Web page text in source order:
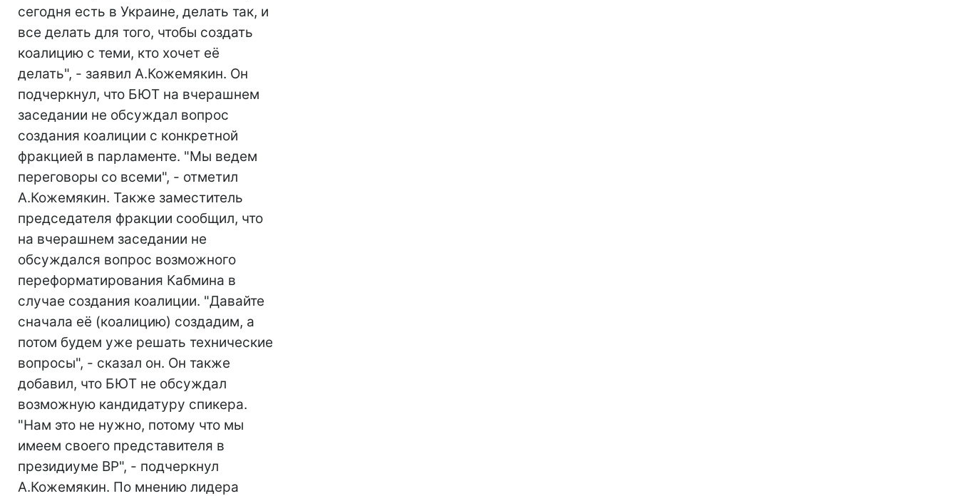
сегодня есть в Украине, делать так, и
все делать для того, чтобы создать
коалицию с теми, кто хочет её
делать", - заявил А.Кожемякин. Он
подчеркнул, что БЮТ на вчерашнем
заседании не обсуждал вопрос
создания коалиции с конкретной
фракцией в парламенте. "Мы ведем
переговоры со всеми", - отметил
А.Кожемякин. Также заместитель
председателя фракции сообщил, что
на вчерашнем заседании не
обсуждался вопрос возможного
переформатирования Кабмина в
случае создания коалиции. "Давайте
сначала её (коалицию) создадим, а
потом будем уже решать технические
вопросы", - сказал он. Он также
добавил, что БЮТ не обсуждал
возможную кандидатуру спикера.
"Нам это не нужно, потому что мы
имеем своего представителя в
президиуме ВР", - подчеркнул
А.Кожемякин. По мнению лидера